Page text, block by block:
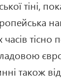
тіні,
тісно
також